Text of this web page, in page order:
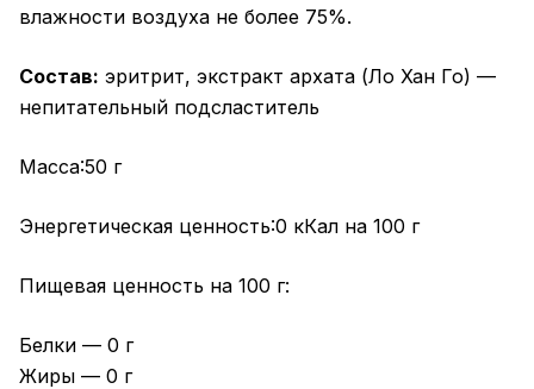
влажности воздуха не более 75%.
Состав: эритрит, экстракт архата (Ло Хан Го) —
непитательный подсластитель
Масса:50 г
Энергетическая ценность:0 кКал на 100 г
Пищевая ценность на 100 г:
Белки — 0 г
Жиры — 0 г